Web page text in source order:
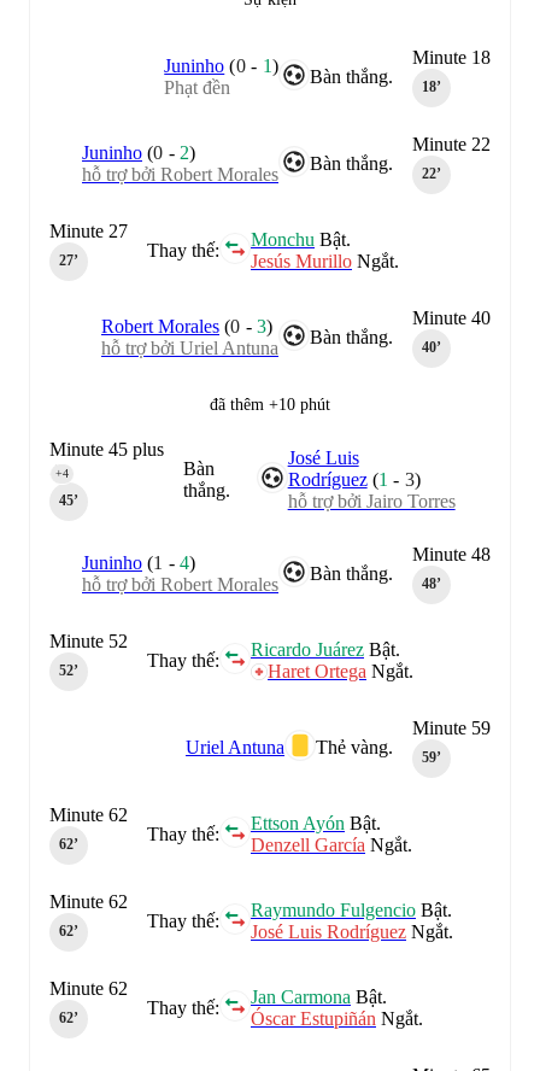
Minute 18
18‎’‎
Bàn thắng.
Juninho (0- 1)
Phạt đền
Minute 22
22‎’‎
Bàn thắng.
Juninho (0 - 2)
hỗ trợ bởi Robert Morales
Thay thế:
Monchu Bật.
Jesús Murillo Ngắt.
Minute 27
27‎’‎
Minute 40
40‎’‎
Bàn thắng.
Robert Morales (0 -3)
hỗ trợ bởi Uriel Antuna
đã thêm +10 phút
Bàn
thắng.
José Luis
Rodríguez (1 - 3)
hỗ trợ bởi Jairo Torres
Minute 45 plus
4
45‎’‎
+4
Minute 48
48‎’‎
Bàn thắng.
Juninho (1 -4)
hỗ trợ bởi Robert Morales
Thay thế:
Ricardo Juárez Bật.
Haret Ortega Ngắt.
Minute 52
52‎’‎
Minute 59
59‎’‎
Thẻ vàng.
Uriel Antuna
Thay thế:
Ettson Ayón Bật.
Denzell García Ngắt.
Minute 62
62‎’‎
Thay thế:
Raymundo Fulgencio Bật.
José Luis Rodríguez Ngắt.
Minute 62
62‎’‎
Thay thế:
Jan Carmona Bật.
Óscar Estupiñán Ngắt.
Minute 62
62‎’‎